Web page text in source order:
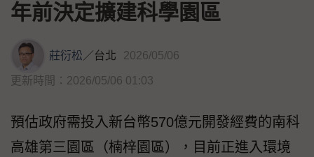
年前決定擴建科學園區
莊衍松／台北 2026/05/06
更新時間：2026/05/06 01:03
預估政府需投入新台幣570億元開發經費的南科
高雄第三園區（楠梓園區），目前正進入環境